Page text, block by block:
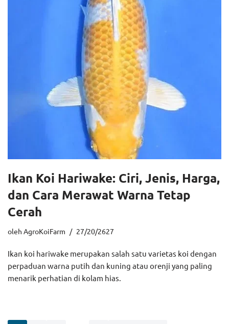
Ikan Koi Hariwake: Ciri, Jenis, Harga,
dan Cara Merawat Warna Tetap
Cerah
oleh AgroKoiFarm 27/20/2627
Ikan koi hariwake merupakan salah satu varietas koi dengan
perpaduan warna putih dan kuning atau orenji yang paling
menarik perhatian di kolam hias.